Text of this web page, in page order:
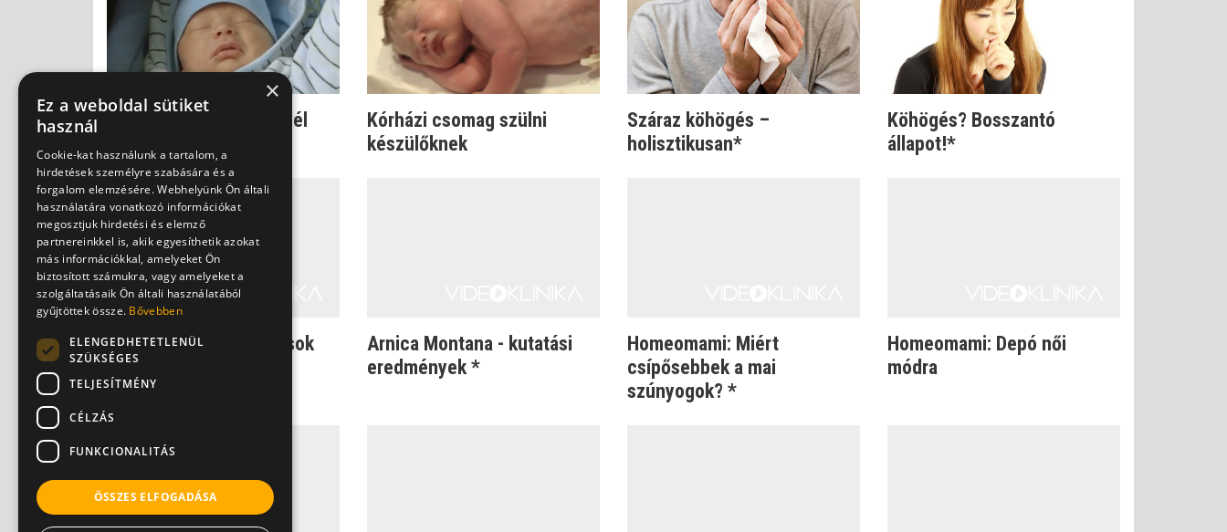
Séta a babával: mit vigyél
Kórházi csomag szülni
készülőknek
Száraz köhögés –
holisztikusan*
Köhögés? Bosszantó
állapot!*
Természetes megoldások
rovarcsípésekre,
sérülésekre, egyéb n...
Arnica Montana - kutatási
eredmények *
Homeomami: Miért
csípősebbek a mai
szúnyogok? *
Homeomami: Depó női
módra
×
Ez a weboldal sütiket
használ
Cookie-kat használunk a tartalom, a
hirdetések személyre szabására és a
forgalom elemzésére. Webhelyünk Ön általi
használatára vonatkozó információkat
megosztjuk hirdetési és elemző
partnereinkkel is, akik egyesíthetik azokat
más információkkal, amelyeket Ön
biztosított számukra, vagy amelyeket a
szolgáltatásaik Ön általi használatából
gyűjtöttek össze. Bővebben
ELENGEDHETETLENÜL
SZÜKSÉGES
TELJESÍTMÉNY
CÉLZÁS
FUNKCIONALITÁS
ÖSSZES ELFOGADÁSA